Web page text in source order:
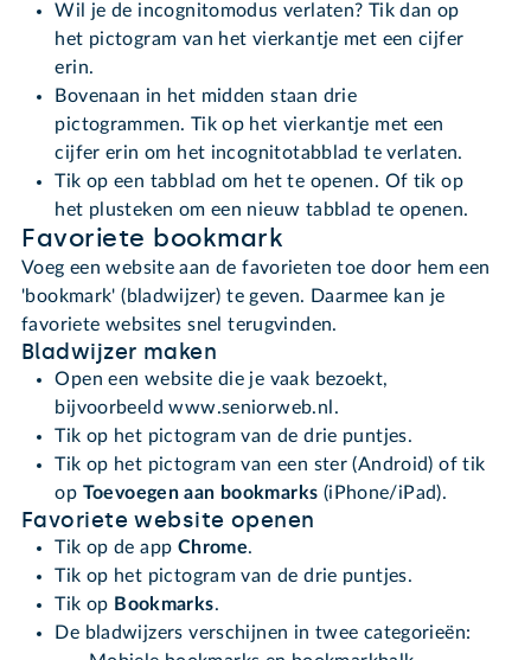
Wil je de incognitomodus verlaten? Tik dan op
het pictogram van het vierkantje met een cijfer
erin.
Bovenaan in het midden staan drie
pictogrammen. Tik op het vierkantje met een
cijfer erin om het incognitotabblad te verlaten.
Tik op een tabblad om het te openen. Of tik op
het plusteken om een nieuw tabblad te openen.
Favoriete bookmark
Voeg een website aan de favorieten toe door hem een
'bookmark' (bladwijzer) te geven. Daarmee kan je
favoriete websites snel terugvinden.
Bladwijzer maken
Open een website die je vaak bezoekt,
bijvoorbeeld www.seniorweb.nl.
Tik op het pictogram van de drie puntjes.
Tik op het pictogram van een ster (Android) of tik
op Toevoegen aan bookmarks (iPhone/iPad).
Favoriete website openen
Tik op de app Chrome.
Tik op het pictogram van de drie puntjes.
Tik op Bookmarks.
De bladwijzers verschijnen in twee categorieën: